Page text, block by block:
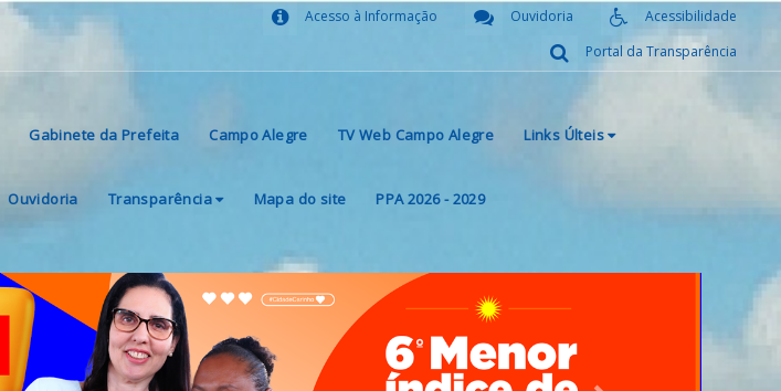
Acessibilidade
Ouvidoria
Acesso à Informação
Portal da Transparência
Gabinete da Prefeita Campo Alegre TV Web Campo Alegre Links Últeis
Ouvidoria Transparência Mapa do site PPA 2026 - 2029